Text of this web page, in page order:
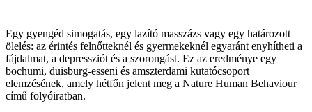
Egy gyengéd simogatás, egy lazító masszázs vagy egy határozott
ölelés: az érintés felnőtteknél és gyermekeknél egyaránt enyhítheti a
fájdalmat, a depressziót és a szorongást. Ez az eredménye egy
bochumi, duisburg-esseni és amszterdami kutatócsoport
elemzésének, amely hétfőn jelent meg a Nature Human Behaviour
című folyóiratban.